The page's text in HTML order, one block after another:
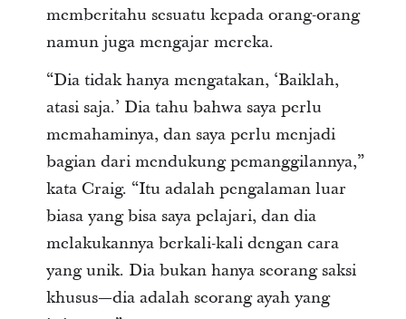
memberitahu sesuatu kepada orang-orang
namun juga mengajar mereka.
“Dia tidak hanya mengatakan, ‘Baiklah,
atasi saja.’ Dia tahu bahwa saya perlu
memahaminya, dan saya perlu menjadi
bagian dari mendukung pemanggilannya,”
kata Craig. “Itu adalah pengalaman luar
biasa yang bisa saya pelajari, dan dia
melakukannya berkali-kali dengan cara
yang unik. Dia bukan hanya seorang saksi
khusus—dia adalah seorang ayah yang